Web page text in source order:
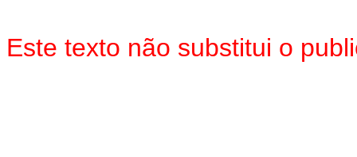
Este texto não substitui o